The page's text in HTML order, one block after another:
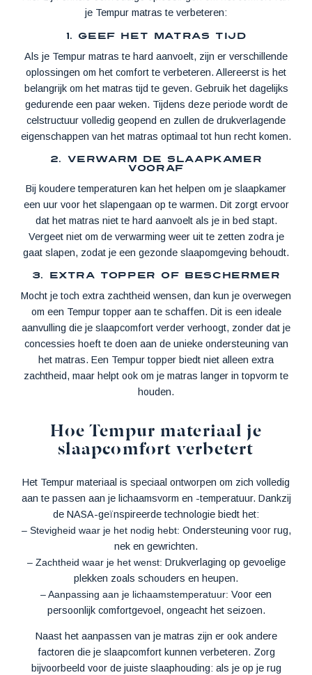
je Tempur matras te verbeteren:
1. Geef het matras tijd
Als je Tempur matras te hard aanvoelt, zijn er verschillende
oplossingen om het comfort te verbeteren. Allereerst is het
belangrijk om het matras tijd te geven. Gebruik het dagelijks
gedurende een paar weken. Tijdens deze periode wordt de
celstructuur volledig geopend en zullen de drukverlagende
eigenschappen van het matras optimaal tot hun recht komen.
2. Verwarm de slaapkamer
vooraf
Bij koudere temperaturen kan het helpen om je slaapkamer
een uur voor het slapengaan op te warmen. Dit zorgt ervoor
dat het matras niet te hard aanvoelt als je in bed stapt.
Vergeet niet om de verwarming weer uit te zetten zodra je
gaat slapen, zodat je een gezonde slaapomgeving behoudt.
3. Extra topper of beschermer
Mocht je toch extra zachtheid wensen, dan kun je overwegen
om een Tempur topper aan te schaffen. Dit is een ideale
aanvulling die je slaapcomfort verder verhoogt, zonder dat je
concessies hoeft te doen aan de unieke ondersteuning van
het matras. Een Tempur topper biedt niet alleen extra
zachtheid, maar helpt ook om je matras langer in topvorm te
houden.
Hoe Tempur materiaal je
slaapcomfort verbetert
Het Tempur materiaal is speciaal ontworpen om zich volledig
aan te passen aan je lichaamsvorm en -temperatuur. Dankzij
de NASA-geïnspireerde technologie biedt het:
– Stevigheid waar je het nodig hebt: Ondersteuning voor rug,
nek en gewrichten.
– Zachtheid waar je het wenst: Drukverlaging op gevoelige
plekken zoals schouders en heupen.
– Aanpassing aan je lichaamstemperatuur: Voor een
persoonlijk comfortgevoel, ongeacht het seizoen.
Naast het aanpassen van je matras zijn er ook andere
factoren die je slaapcomfort kunnen verbeteren. Zorg
bijvoorbeeld voor de juiste slaaphouding: als je op je rug